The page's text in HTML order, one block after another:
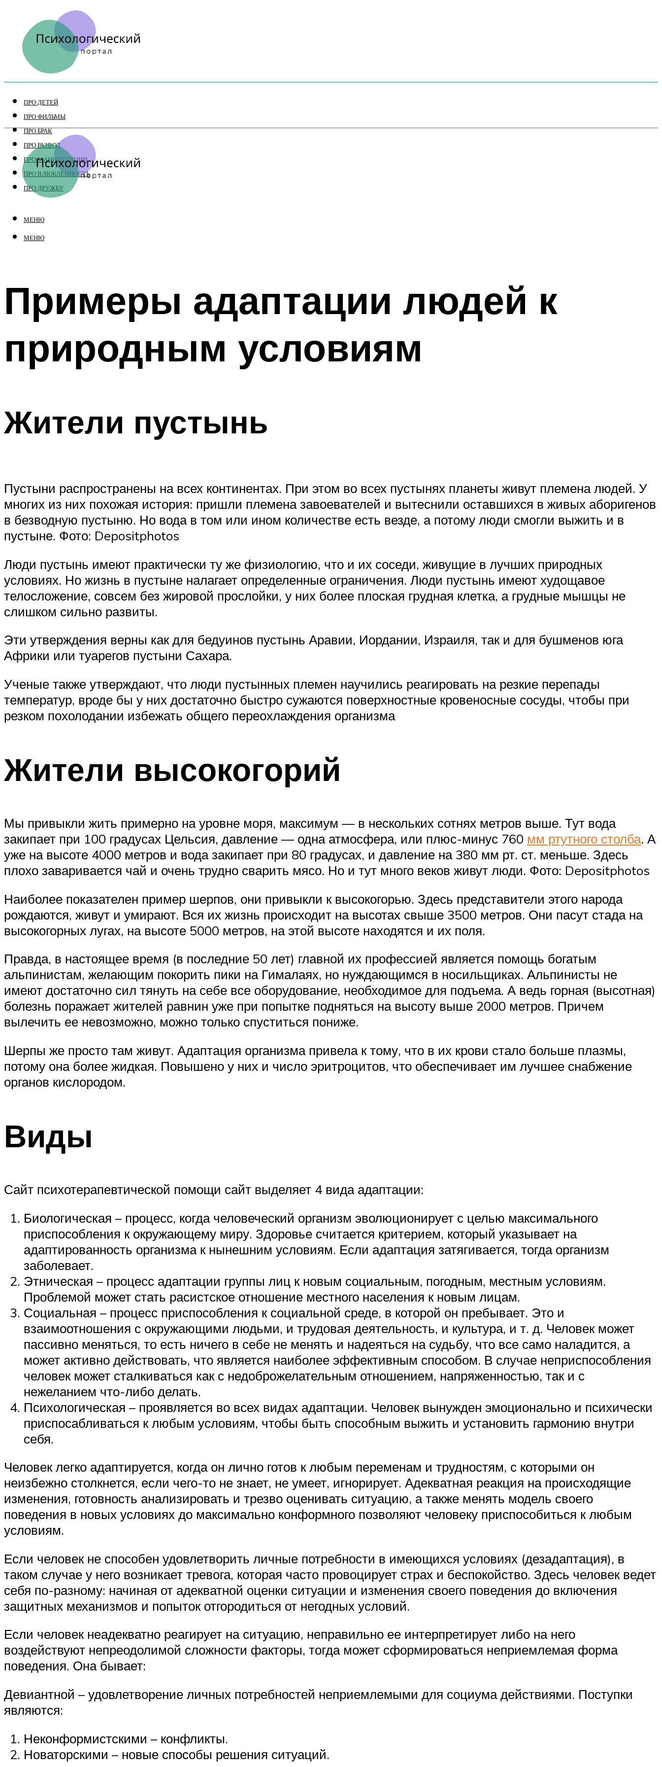
ПРО ДЕТЕЙ
ПРО ФИЛЬМЫ
ПРО БРАК
ПРО РАЗВОД
ПРО МАНИПУЛЯЦИИ
ПРО ВЛЮБЛЕННОСТЬ
ПРО ДРУЖБУ
МЕНЮ
МЕНЮ
Примеры адаптации людей к
природным условиям
Жители пустынь
Пустыни распространены на всех континентах. При этом во всех пустынях планеты живут племена людей. У
многих из них похожая история: пришли племена завоевателей и вытеснили оставшихся в живых аборигенов
в безводную пустыню. Но вода в том или ином количестве есть везде, а потому люди смогли выжить и в
пустыне. Фото: Depositphotos
Люди пустынь имеют практически ту же физиологию, что и их соседи, живущие в лучших природных
условиях. Но жизнь в пустыне налагает определенные ограничения. Люди пустынь имеют худощавое
телосложение, совсем без жировой прослойки, у них более плоская грудная клетка, а грудные мышцы не
слишком сильно развиты.
Эти утверждения верны как для бедуинов пустынь Аравии, Иордании, Израиля, так и для бушменов юга
Африки или туарегов пустыни Сахара.
Ученые также утверждают, что люди пустынных племен научились реагировать на резкие перепады
температур, вроде бы у них достаточно быстро сужаются поверхностные кровеносные сосуды, чтобы при
резком похолодании избежать общего переохлаждения организма
Жители высокогорий
Мы привыкли жить примерно на уровне моря, максимум — в нескольких сотнях метров выше. Тут вода
закипает при 100 градусах Цельсия, давление — одна атмосфера, или плюс-минус 760 мм ртутного столба. А
уже на высоте 4000 метров и вода закипает при 80 градусах, и давление на 380 мм рт. ст. меньше. Здесь
плохо заваривается чай и очень трудно сварить мясо. Но и тут много веков живут люди. Фото: Depositphotos
Наиболее показателен пример шерпов, они привыкли к высокогорью. Здесь представители этого народа
рождаются, живут и умирают. Вся их жизнь происходит на высотах свыше 3500 метров. Они пасут стада на
высокогорных лугах, на высоте 5000 метров, на этой высоте находятся и их поля.
Правда, в настоящее время (в последние 50 лет) главной их профессией является помощь богатым
альпинистам, желающим покорить пики на Гималаях, но нуждающимся в носильщиках. Альпинисты не
имеют достаточно сил тянуть на себе все оборудование, необходимое для подъема. А ведь горная (высотная)
болезнь поражает жителей равнин уже при попытке подняться на высоту выше 2000 метров. Причем
вылечить ее невозможно, можно только спуститься пониже.
Шерпы же просто там живут. Адаптация организма привела к тому, что в их крови стало больше плазмы,
потому она более жидкая. Повышено у них и число эритроцитов, что обеспечивает им лучшее снабжение
органов кислородом.
Виды
Сайт психотерапевтической помощи сайт выделяет 4 вида адаптации:
Биологическая – процесс, когда человеческий организм эволюционирует с целью максимального
приспособления к окружающему миру. Здоровье считается критерием, который указывает на
адаптированность организма к нынешним условиям. Если адаптация затягивается, тогда организм
заболевает.
Этническая – процесс адаптации группы лиц к новым социальным, погодным, местным условиям.
Проблемой может стать расистское отношение местного населения к новым лицам.
Социальная – процесс приспособления к социальной среде, в которой он пребывает. Это и
взаимоотношения с окружающими людьми, и трудовая деятельность, и культура, и т. д. Человек может
пассивно меняться, то есть ничего в себе не менять и надеяться на судьбу, что все само наладится, а
может активно действовать, что является наиболее эффективным способом. В случае неприспособления
человек может сталкиваться как с недоброжелательным отношением, напряженностью, так и с
нежеланием что-либо делать.
Психологическая – проявляется во всех видах адаптации. Человек вынужден эмоционально и психически
приспосабливаться к любым условиям, чтобы быть способным выжить и установить гармонию внутри
себя.
Человек легко адаптируется, когда он лично готов к любым переменам и трудностям, с которыми он
неизбежно столкнется, если чего-то не знает, не умеет, игнорирует. Адекватная реакция на происходящие
изменения, готовность анализировать и трезво оценивать ситуацию, а также менять модель своего
поведения в новых условиях до максимально конформного позволяют человеку приспособиться к любым
условиям.
Если человек не способен удовлетворить личные потребности в имеющихся условиях (дезадаптация), в
таком случае у него возникает тревога, которая часто провоцирует страх и беспокойство. Здесь человек ведет
себя по-разному: начиная от адекватной оценки ситуации и изменения своего поведения до включения
защитных механизмов и попыток отгородиться от негодных условий.
Если человек неадекватно реагирует на ситуацию, неправильно ее интерпретирует либо на него
воздействуют непреодолимой сложности факторы, тогда может сформироваться неприемлемая форма
поведения. Она бывает:
Девиантной – удовлетворение личных потребностей неприемлемыми для социума действиями. Поступки
являются:
Неконформистскими – конфликты.
Новаторскими – новые способы решения ситуаций.